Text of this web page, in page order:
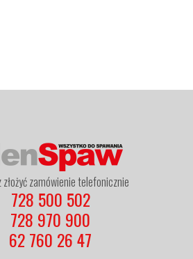
złożyć zamówienie telefonicznie
728 500 502
728 970 900
62 760 26 47